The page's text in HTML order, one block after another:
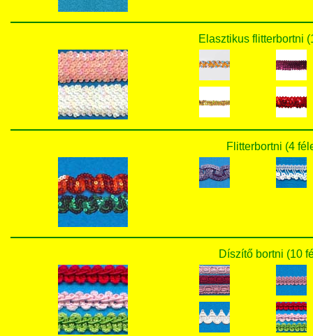
Elasztikus flitterbortni
Flitterbortni (4
Díszítő bortni (10